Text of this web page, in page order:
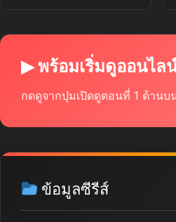
▶ พร้อมเริ่มดูออนไล
กดดูจากปุ่มเปิดดูตอนที่ 1 ด้านบ
ข้อมูลซีรีส์